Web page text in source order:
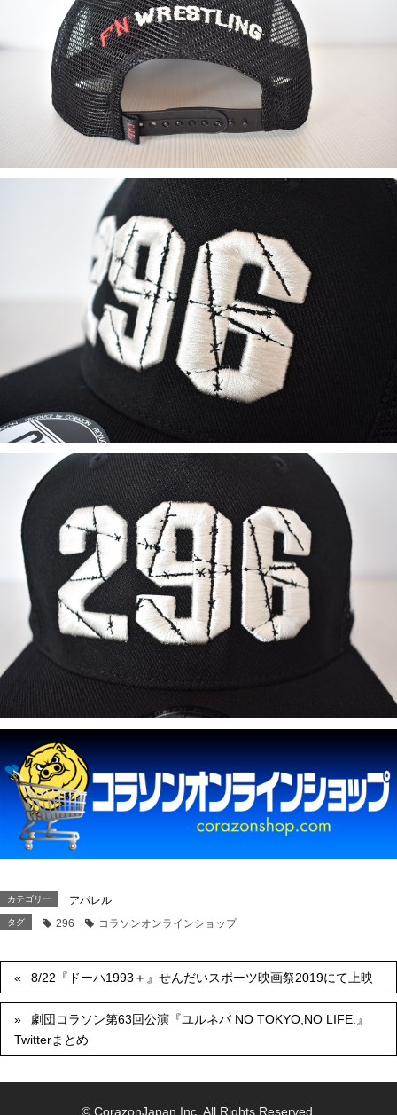
カテゴリー アパレル
タグ 296 コラソンオンラインショップ
8/22『ドーハ1993＋』せんだいスポーツ映画祭2019にて上映
劇団コラソン第63回公演『ユルネバ NO TOKYO,NO LIFE.』
Twitterまとめ
© CorazonJapan,Inc. All Rights Reserved.